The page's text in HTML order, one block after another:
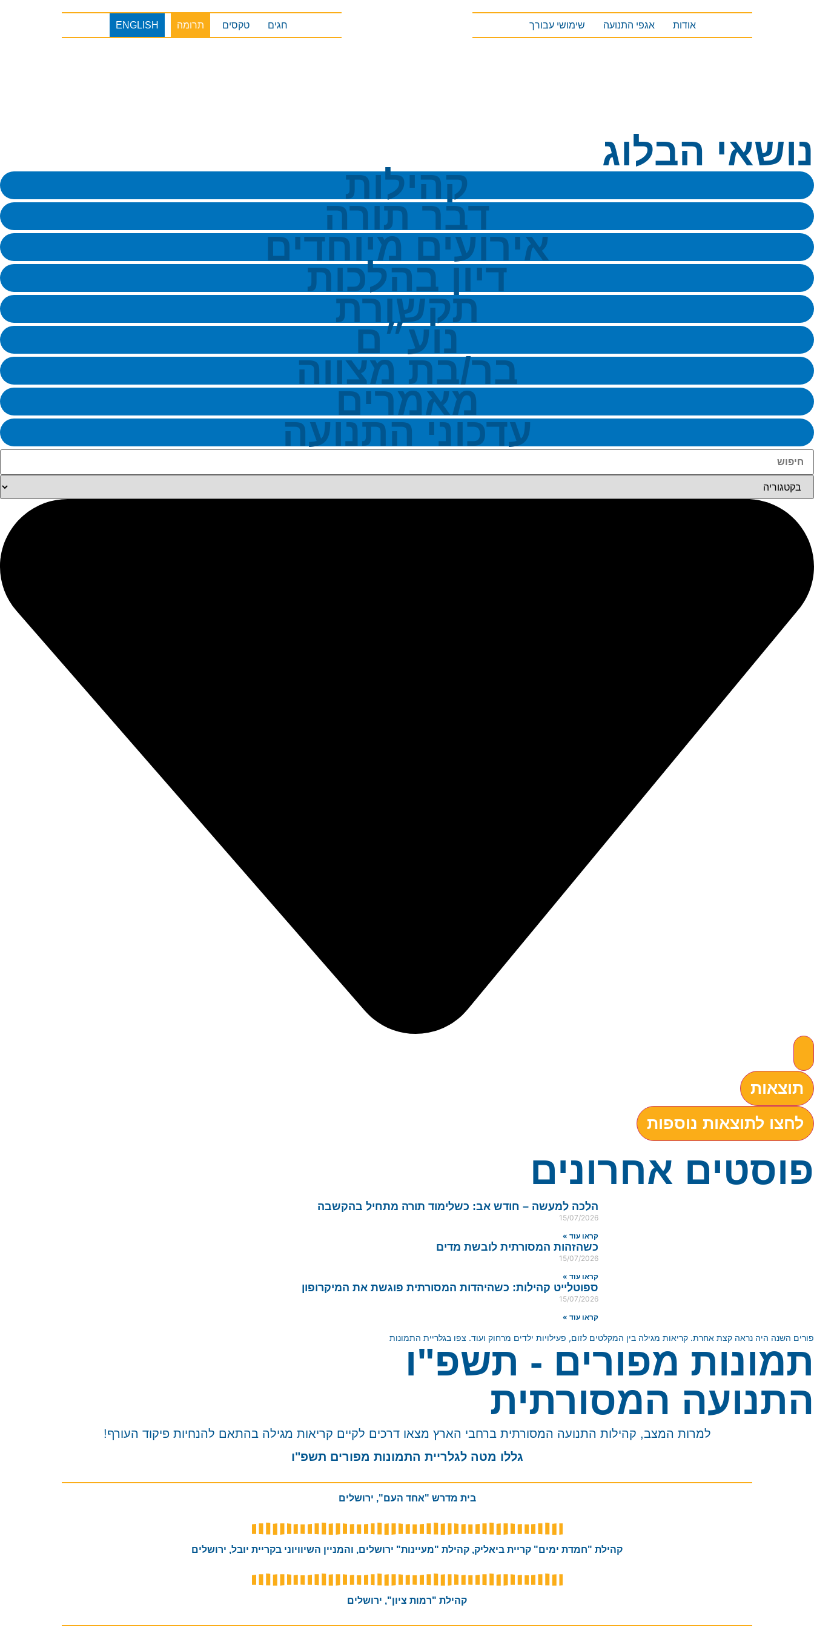
אודות אגפי התנועה שימושי עבורך חגים טקסים תרומה ENGLISH
נושאי הבלוג
קהילות
דבר תורה
אירועים מיוחדים
דיון בהלכות
תקשורת
נוע״ם
בר/בת מצווה
מאמרים
עדכוני התנועה
תוצאות
לחצו לתוצאות נוספות
פוסטים אחרונים
הלכה למעשה – חודש אב: כשלימוד תורה מתחיל בהקשבה
15/07/2026
קראו עוד »
כשהזהות המסורתית לובשת מדים
15/07/2026
קראו עוד »
ספוטלייט קהילות: כשהיהדות המסורתית פוגשת את המיקרופון
15/07/2026
קראו עוד »
פורים השנה היה נראה קצת אחרת. קריאות מגילה בין המקלטים לזום, פעילויות ילדים מרחוק ועוד. צפו בגלריית התמונות
תמונות מפורים - תשפ"ו
התנועה המסורתית
למרות המצב, קהילות התנועה המסורתית ברחבי הארץ מצאו דרכים לקיים קריאות מגילה בהתאם להנחיות פיקוד העורף!
גללו מטה לגלריית התמונות מפורים תשפ"ו
בית מדרש "אחד העם", ירושלים
קהילת "חמדת ימים" קריית ביאליק, קהילת "מעיינות" ירושלים, והמניין השיוויוני בקריית יובל, ירושלים
קהילת "רמות ציון", ירושלים